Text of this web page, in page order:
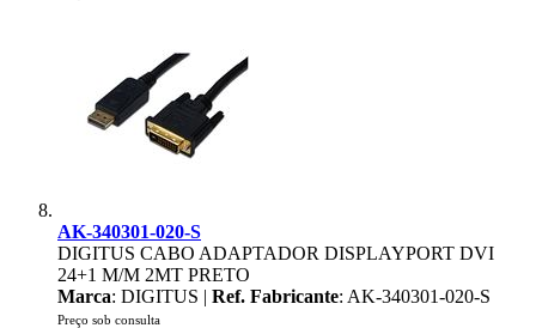
AK-340301-020-S
DIGITUS CABO ADAPTADOR DISPLAYPORT DVI
24+1 M/M 2MT PRETO
Marca: DIGITUS | Ref. Fabricante: AK-340301-020-S
Preço sob consulta